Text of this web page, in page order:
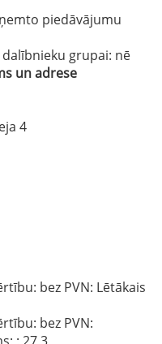
piedāvājumu
grupai: nē
un adrese
4
bez PVN: Lētākais
bez PVN:
: 27.3